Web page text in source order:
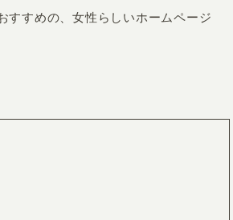
すすめの、女性らしいホームページ